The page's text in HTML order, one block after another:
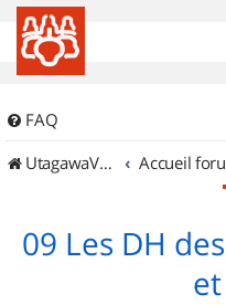
FAQ
UtagawaVTT (Randos VTT et VTTAE avec traces GPS)
Accueil
09 Les DH